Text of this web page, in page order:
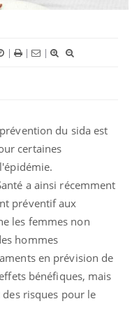
| | |
du sida est
certaines
a ainsi récemment
préventif aux
les femmes non
hommes
en prévision de
bénéfiques, mais
risques pour le